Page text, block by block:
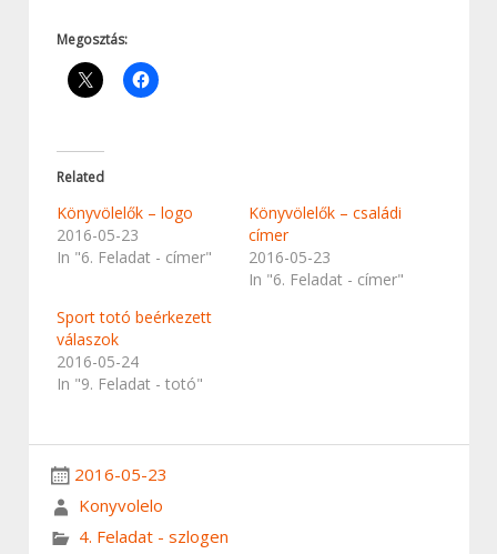
Megosztás:
Related
Könyvölelők – logo
2016-05-23
In "6. Feladat - címer"
Könyvölelők – családi
címer
2016-05-23
In "6. Feladat - címer"
Sport totó beérkezett
válaszok
2016-05-24
In "9. Feladat - totó"
2016-05-23
Konyvolelo
4. Feladat - szlogen